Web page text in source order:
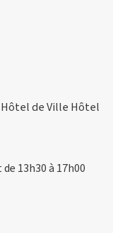
Hôtel de Ville Hôtel
13h30 à 17h00